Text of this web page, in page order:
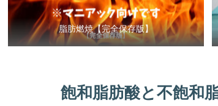
脂肪燃焼【完全保存版】
飽和脂肪酸と不飽和